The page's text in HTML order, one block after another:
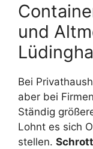
und
Bei
aber bei
Ständig
Lohnt es sich
stellen.